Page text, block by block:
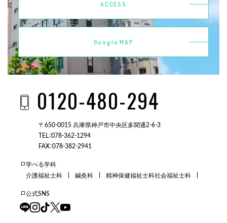
ACCESS
Google MAP
0120-480-294
〒650-0015 兵庫県神戸市中央区多聞通2-6-3
TEL：078-362-1294
FAX：078-382-2941
学べる学科
介護福祉士科
鍼灸科 精神保健福祉士科社会福祉士科
公式SNS